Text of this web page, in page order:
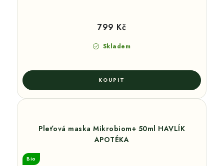
Skladem
799 Kč
Pleťová maska Mikrobiom+ 50ml HAVLÍK
APOTÉKA
Bio